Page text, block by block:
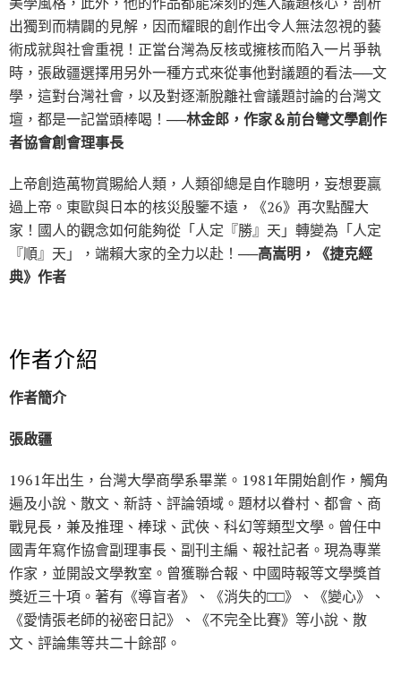
出獨到而精闢的見解，因而耀眼的創作出令人無法忽視的藝
術成就與社會重視！正當台灣為反核或擁核而陷入一片爭執
時，張啟疆選擇用另外一種方式來從事他對議題的看法──文
學，這對台灣社會，以及對逐漸脫離社會議題討論的台灣文
壇，都是一記當頭棒喝！ ──林金郎，作家＆前台彎文學創作
者協會創會理事長
上帝創造萬物賞賜給人類，人類卻總是自作聰明，妄想要贏
過上帝。東歐與日本的核災殷鑒不遠，《26》再次點醒大
家！國人的觀念如何能夠從「人定『勝』天」轉變為「人定
『順』天」，端賴大家的全力以赴！ ──高嵩明，《捷克經
典》作者
作者介紹
作者簡介
張啟疆
1961年出生，台灣大學商學系畢業。1981年開始創作，觸角
遍及小說、散文、新詩、評論領域。題材以眷村、都會、商
戰見長，兼及推理、棒球、武俠、科幻等類型文學。曾任中
國青年寫作協會副理事長、副刊主編、報社記者。現為專業
作家，並開設文學教室。曾獲聯合報、中國時報等文學獎首
獎近三十項。著有《導盲者》、《消失的□□》、《變心》、
《愛情張老師的祕密日記》、《不完全比賽》等小說、散
文、評論集等共二十餘部。